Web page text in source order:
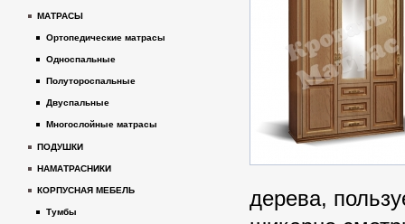
дерева,
МАТРАСЫ
Ортопедические матрасы
Односпальные
Полутороспальные
Двуспальные
Многослойные матрасы
ПОДУШКИ
НАМАТРАСНИКИ
КОРПУСНАЯ МЕБЕЛЬ
Тумбы